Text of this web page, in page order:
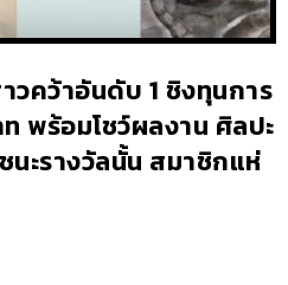
คว้าอันดับ 1 ชิงทุนการ
พร้อมโชว์ผลงาน ศิลปะ
นะรางวัลนั้น สมาชิกแห่